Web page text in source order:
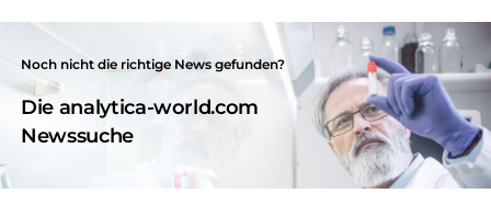
Noch nicht die richtige News gefunden?
Die analytica-world.com
Newssuche